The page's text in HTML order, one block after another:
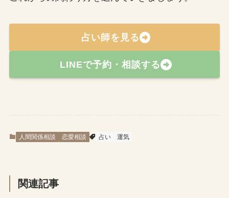
占い師を見る
LINEで予約・相談する
人間関係相談 恋愛相談 占い 運気
関連記事